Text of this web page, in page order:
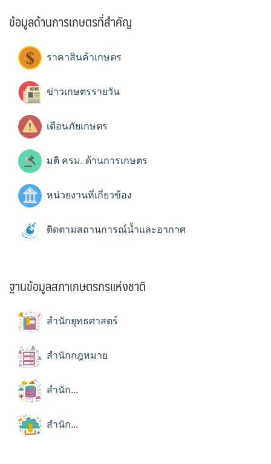
ข้อมูลด้านการเกษตรที่สำคัญ
ราคาสินค้าเกษตร
ข่าวเกษตรรายวัน
เตือนภัยเกษตร
มติ ครม. ด้านการเกษตร
หน่วยงานที่เกี่ยวข้อง
ติดตามสถานการณ์น้ำและอากาศ
ฐานข้อมูลสภาเกษตรกรแห่งชาติ
สำนักยุทธศาสตร์
สำนักกฎหมาย
สำนัก...
สำนัก...